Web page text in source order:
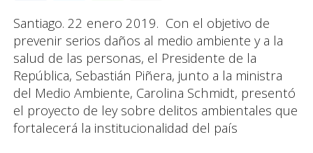
Santiago. 22 enero 2019. Con el objetivo de
prevenir serios daños al medio ambiente y a la
salud de las personas, el Presidente de la
República, Sebastián Piñera, junto a la ministra
del Medio Ambiente, Carolina Schmidt, presentó
el proyecto de ley sobre delitos ambientales que
fortalecerá la institucionalidad del país